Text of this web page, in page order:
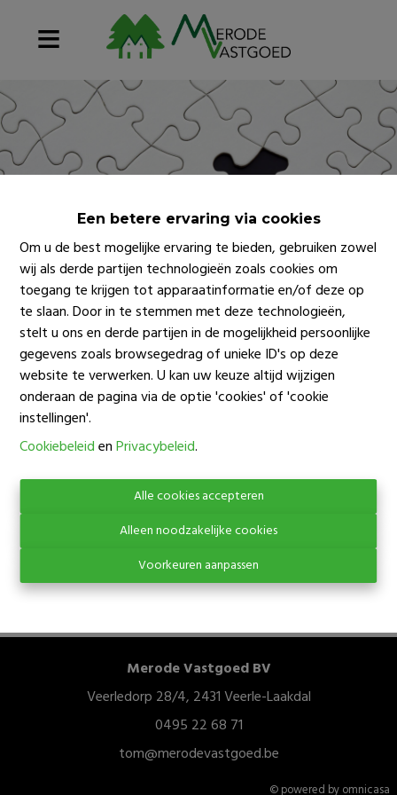
Een betere ervaring via cookies
Om u de best mogelijke ervaring te bieden, gebruiken zowel
wij als derde partijen technologieën zoals cookies om
toegang te krijgen tot apparaatinformatie en/of deze op
te slaan. Door in te stemmen met deze technologieën,
stelt u ons en derde partijen in de mogelijkheid persoonlijke
gegevens zoals browsegedrag of unieke ID's op deze
website te verwerken. U kan uw keuze altijd wijzigen
onderaan de pagina via de optie 'cookies' of 'cookie
instellingen'.
CookiebeleidenPrivacybeleid.
Alle cookies accepteren
Alleen noodzakelijke cookies
Voorkeuren aanpassen
Oeps, deze pagina
bestaat niet meer
Merode Vastgoed BV
Veerledorp 28/4, 2431 Veerle-Laakdal
0495 22 68 71
tom@merodevastgoed.be
© powered by omnicasa